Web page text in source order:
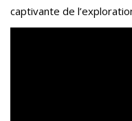
captivante de